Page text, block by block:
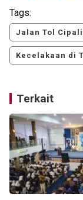
Tags:
Jalan Tol Cipali
Kecelakaan di
Terkait